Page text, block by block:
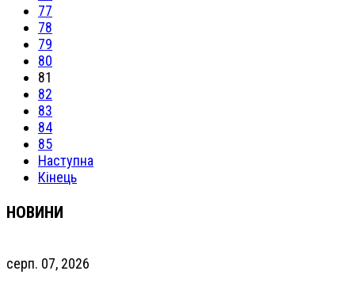
77
78
79
80
81
82
83
84
85
Наступна
Кінець
НОВИНИ
серп. 07, 2026